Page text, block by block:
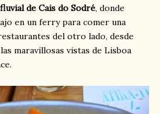
de Cais do Sodré, donde
en un ferry para comer una
del otro lado, desde
maravillosas vistas de Lisboa